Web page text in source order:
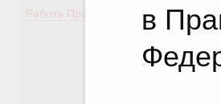
в
Работа Правительства